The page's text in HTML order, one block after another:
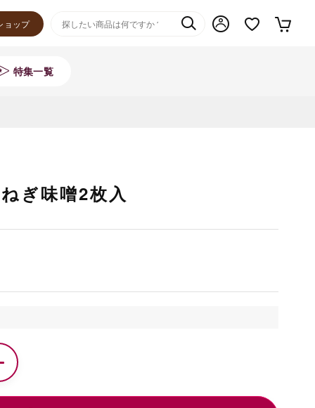
ョップ
特集一覧
ぎ味噌2枚入